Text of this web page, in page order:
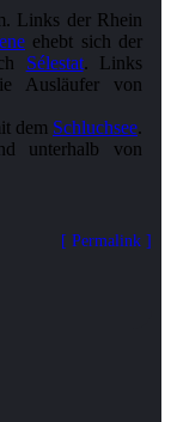
Links der Rhein
ehebt sich der
Sélestat. Links
Ausläufer von
dem Schluchsee.
unterhalb von
Permalink